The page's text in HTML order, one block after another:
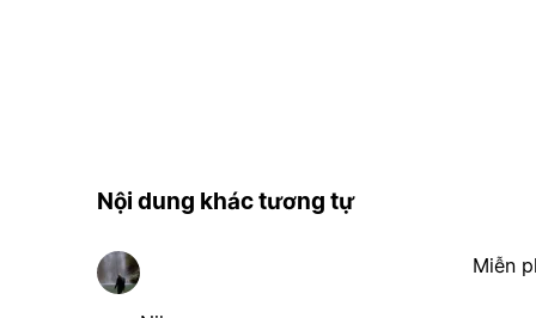
Nội dung khác tương tự
Miễn